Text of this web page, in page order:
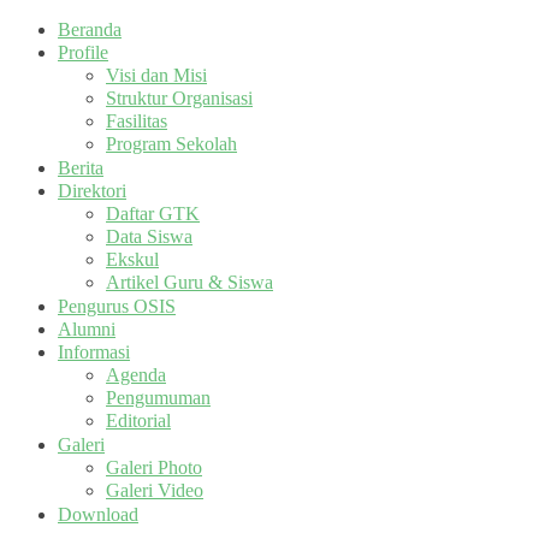
Beranda
Profile
Visi dan Misi
Struktur Organisasi
Fasilitas
Program Sekolah
Berita
Direktori
Daftar GTK
Data Siswa
Ekskul
Artikel Guru & Siswa
Pengurus OSIS
Alumni
Informasi
Agenda
Pengumuman
Editorial
Galeri
Galeri Photo
Galeri Video
Download